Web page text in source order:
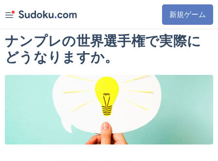
キラー
16日0
0 時
砂漠の世界
7時5
トーナメント
8月10日
新規ゲーム
砂漠の世界
紫のバラ
やさしい
ナンプレの世界選手権で実際に
どうなりますか。